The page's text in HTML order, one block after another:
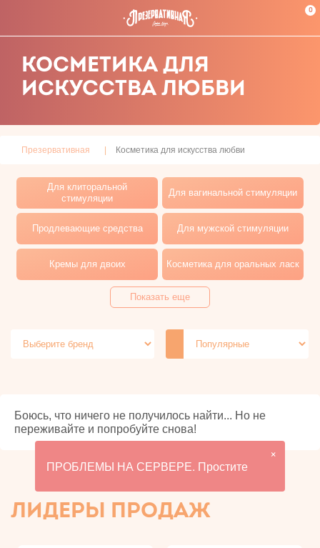
0
КОСМЕТИКА ДЛЯ
ИСКУССТВА ЛЮБВИ
Презервативная Косметика для искусства любви
Для клиторальной
стимуляции
Для вагинальной стимуляции
Продлевающие средства Для мужской стимуляции
Кремы для двоих Косметика для оральных ласк
секса
Показать еще
Боюсь, что ничего не получилось найти... Но не
переживайте и попробуйте снова!
ЛИДЕРЫ ПРОДАЖ
×
ПРОБЛЕМЫ НА СЕРВЕРЕ. Простите